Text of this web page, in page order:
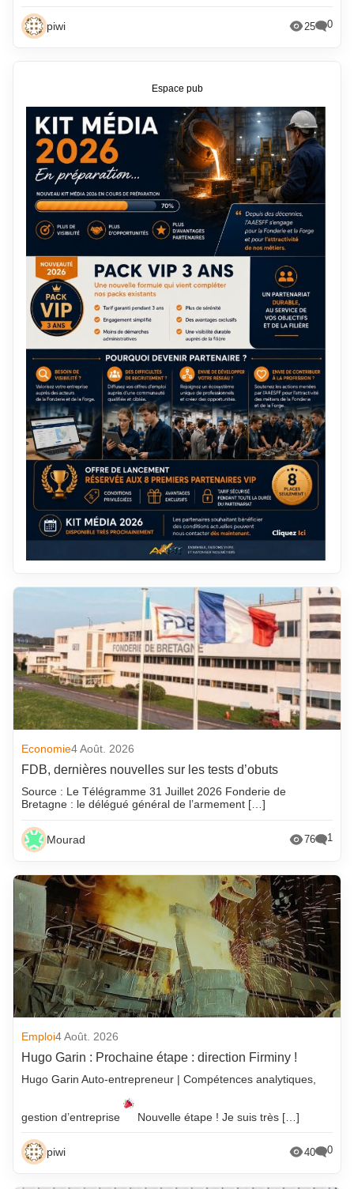
piwi 25 0
Economie4 Août. 2026
FDB, dernières nouvelles sur les tests d’obuts
Source : Le Télégramme 31 Juillet 2026 Fonderie de
Bretagne : le délégué général de l’armement […]
Mourad 76 1
Emploi4 Août. 2026
Hugo Garin : Prochaine étape : direction Firminy !
Hugo Garin Auto-entrepreneur | Compétences analytiques,
gestion d’entreprise Nouvelle étape ! Je suis très […]
piwi 40 0
Espace pub